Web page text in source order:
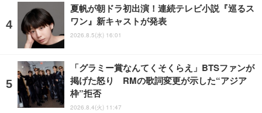
夏帆が朝ドラ初出演！連続テレビ小説『巡るス
ワン』新キャストが発表
2026.8.5(水) 16:01
「グラミー賞なんてくそくらえ」BTSファンが
掲げた怒り RMの歌詞変更が示した“アジア
枠”拒否
2026.8.4(火) 11:47